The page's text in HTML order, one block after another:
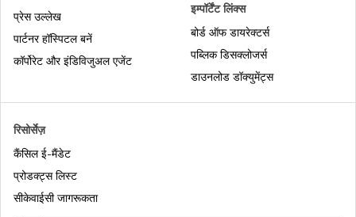
भारतीयों के लिए सऊदी अरेबिया वीज़ा
भारतीयों को पहुंचने पर वीजा देने वाले देश
ट्रैवल इंश्योरेंस जो फ़ाइनेंशियल एमरजेंसी कैश देता है
रिसोर्सेज़
कैंसिल ई-मैंडेट
प्रोडक्ट्स लिस्ट
सीकेवाईसी जागरूकता
प्रेस उल्लेख
पार्टनर हॉस्पिटल बनें
कॉर्पोरेट और इंडिविजुअल एजेंट
इम्पॉर्टेंट लिंक्स
बोर्ड ऑफ डायरेक्टर्स
पब्लिक डिसक्लोजर्स
डाउनलोड डॉक्युमेंट्स